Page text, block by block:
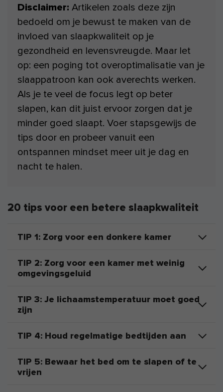
Disclaimer: Artikelen zoals deze zijn
bedoeld om je bewust te maken van de
invloed van slaapkwaliteit op je
gezondheid en levensvreugde. Maar let
op: een poging tot overoptimalisatie van je
slaappatroon kan ook averechts werken.
Als je te veel de focus legt op beter
slapen, kan dit juist ervoor zorgen dat je
minder goed slaapt. Voer stapsgewijs de
tips door en probeer vanuit een
ontspannen mindset meer uit je dag en
nacht te halen.
20 tips voor een betere slaapkwaliteit
TIP 1: Zorg voor een donkere kamer
TIP 2: Zorg voor een kamer met weinig
omgevingsgeluid
TIP 3: Je lichaamstemperatuur moet goed
zijn
TIP 4: Houd regelmatige bedtijden aan
TIP 5: Bewaar het bed om te slapen of te
vrijen